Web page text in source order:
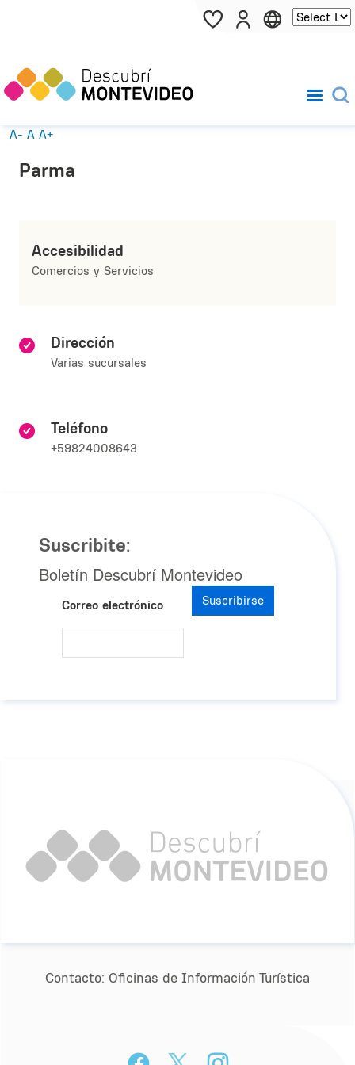
Pasar al contenido principal
A- A A+
Parma
Accesibilidad
Comercios y Servicios
Dirección
Varias sucursales
Teléfono
+59824008643
Suscribite:
Boletín Descubrí Montevideo
Correo electrónico Suscribirse
Contacto: Oﬁcinas de Información Turística